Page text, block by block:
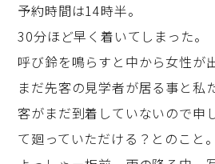
予約時間は14時半。
30分ほど早く着いてしまった。
呼び鈴を鳴らすと中から女性が
まだ先客の見学者が居る事と私
客がまだ到着していないので申
て廻っていただける？とのこと。